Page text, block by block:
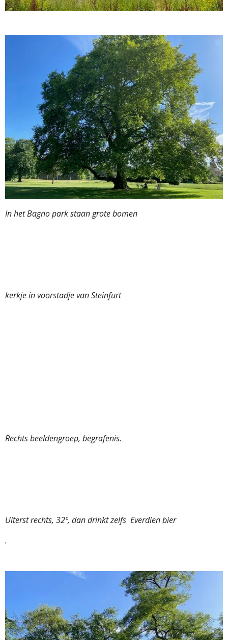
In het Bagno park staan grote bomen
kerkje in voorstadje van Steinfurt
Rechts beeldengroep, begrafenis.
Uiterst rechts, 32º, dan drinkt zelfs Everdien bier
.